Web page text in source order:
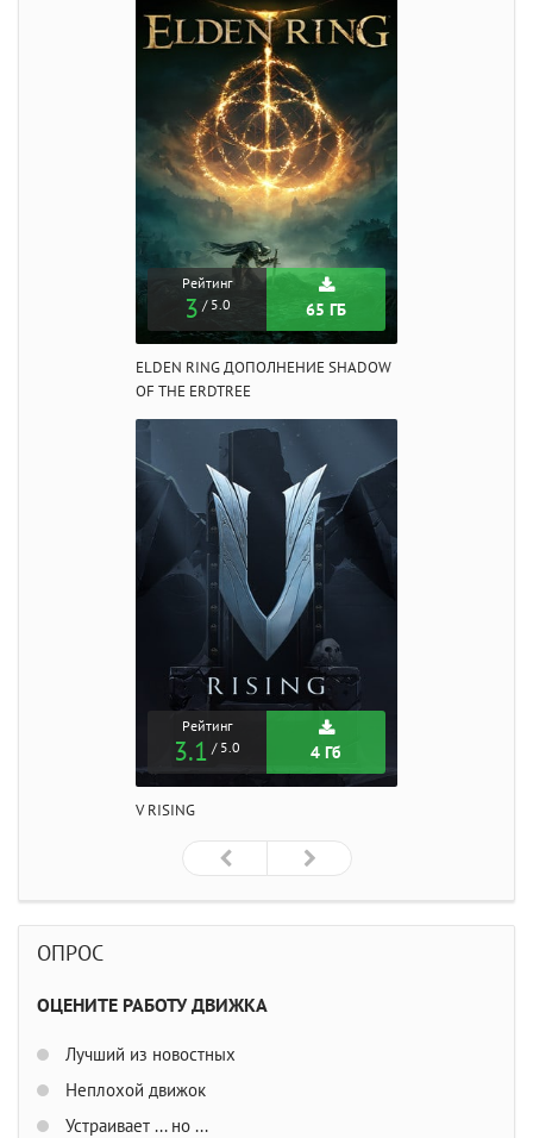
Рейтинг
3 / 5.0 65 ГБ
ELDEN RING ДОПОЛНЕНИЕ SHADOW
OF THE ERDTREE
Рейтинг
3.1 / 5.0 4 Гб
V RISING
ОПРОС
ОЦЕНИТЕ РАБОТУ ДВИЖКА
Лучший из новостных
Неплохой движок
Устраивает ... но ...